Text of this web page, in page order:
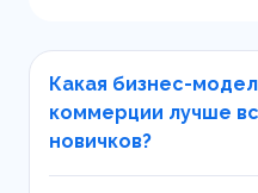
Какая бизнес-
коммерции лучше
новичков?